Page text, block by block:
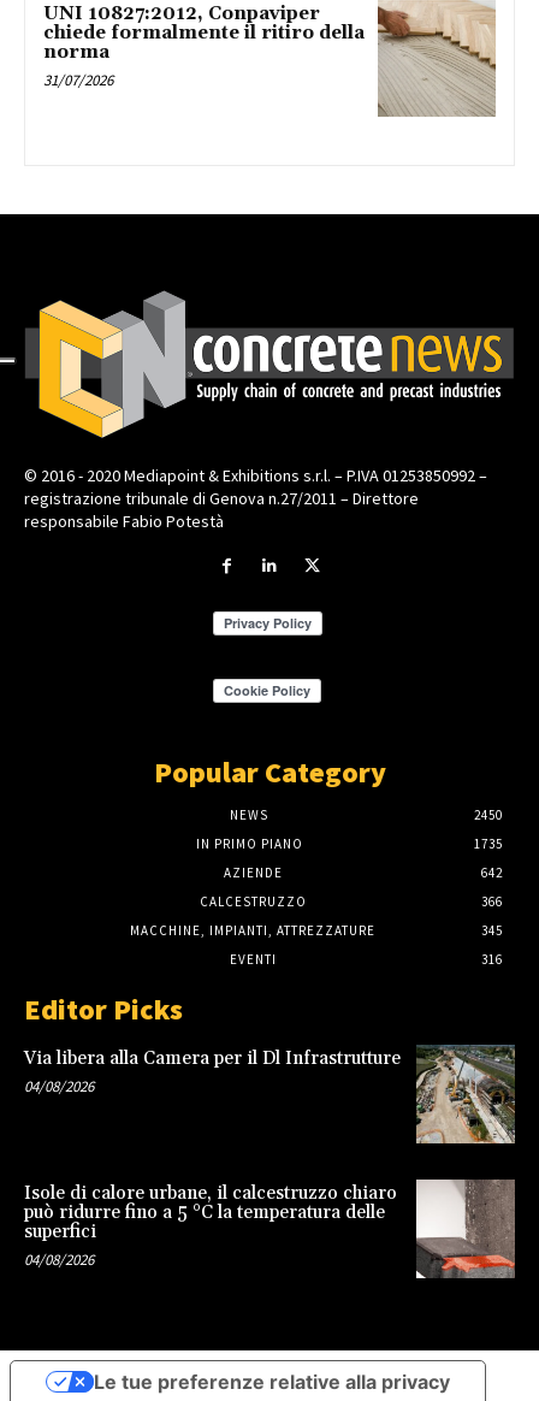
UNI 10827:2012, Conpaviper
chiede formalmente il ritiro della
norma
31/07/2026
© 2016 - 2020 Mediapoint & Exhibitions s.r.l. – P.IVA 01253850992 –
registrazione tribunale di Genova n.27/2011 – Direttore
responsabile Fabio Potestà
Popular Category
NEWS
2450
IN PRIMO PIANO
1735
AZIENDE
642
CALCESTRUZZO
366
MACCHINE, IMPIANTI, ATTREZZATURE
345
EVENTI
316
Editor Picks
Via libera alla Camera per il Dl Infrastrutture
04/08/2026
Isole di calore urbane, il calcestruzzo chiaro
può ridurre fino a 5 °C la temperatura delle
superfici
04/08/2026
Le tue preferenze relative alla privacy